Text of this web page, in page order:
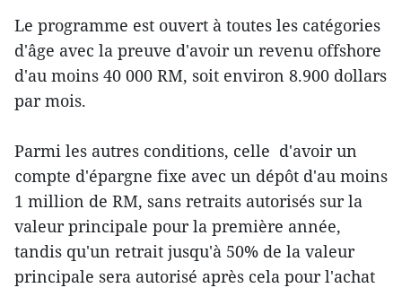
Le programme est ouvert à toutes les catégories
d'âge avec la preuve d'avoir un revenu offshore
d'au moins 40 000 RM, soit environ 8.900 dollars
par mois.
Parmi les autres conditions, celle d'avoir un
compte d'épargne fixe avec un dépôt d'au moins
1 million de RM, sans retraits autorisés sur la
valeur principale pour la première année,
tandis qu'un retrait jusqu'à 50% de la valeur
principale sera autorisé après cela pour l'achat